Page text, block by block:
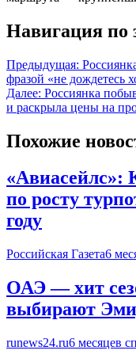
Навигация по
Предыдущая:
фразой «не дождетесь
Далее: Россиянка
и раскрыла цены на
Похожие
«Авиасейлс»:
по росту
году
Российская Газета6
ОАЭ — хит
выбирают
runews24.ru6 месяцев